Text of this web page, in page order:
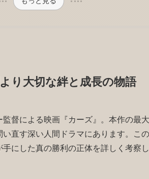
り大切な絆と成長の物語
督による映画『カーズ』。本作の最
直す深い人間ドラマにあります。こ
にした真の勝利の正体を詳しく考察し